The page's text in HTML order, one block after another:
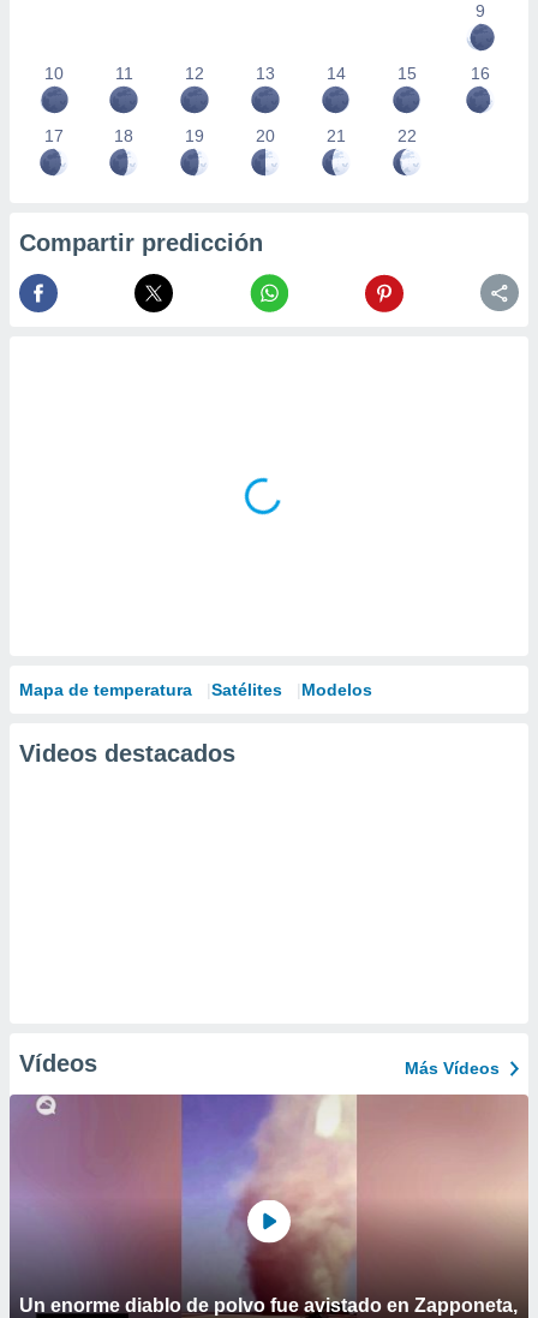
9
10 11 12 13 14 15 16
17 18 19 20 21 22
Compartir predicción
Mapa de temperatura Satélites Modelos
Videos destacados
Vídeos Más Vídeos
Un enorme diablo de polvo fue avistado en Zapponeta,